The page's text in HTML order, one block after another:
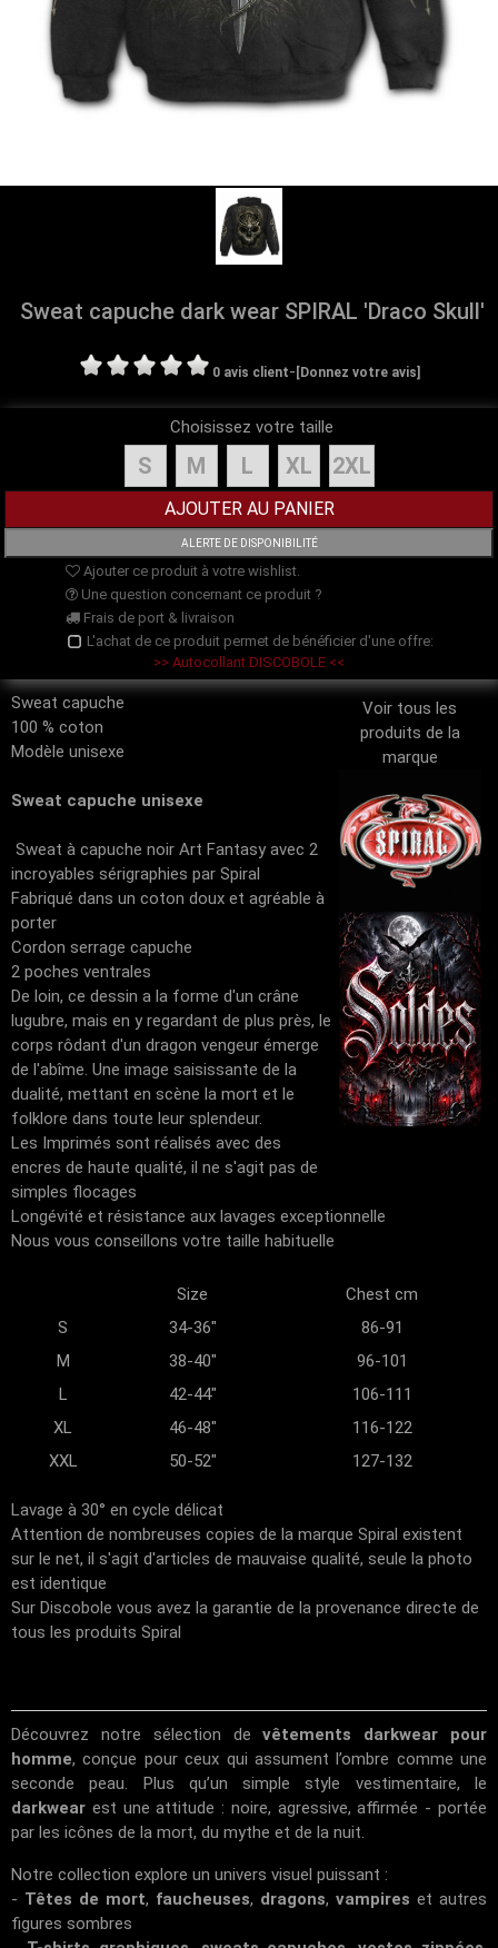
Sweat capuche dark wear SPIRAL 'Draco Skull'
0 avis client- [Donnez votre avis]
Choisissez votre taille
S M L XL 2XL
Ajouter ce produit à votre wishlist.
Une question concernant ce produit ?
Frais de port & livraison
L'achat de ce produit permet de bénéficier d'une offre:
>> Autocollant DISCOBOLE <<
Voir tous les
produits de la
marque
Sweat capuche
100 % coton
Modèle unisexe
Sweat capuche unisexe
Sweat à capuche noir Art Fantasy avec 2
incroyables sérigraphies par Spiral
Fabriqué dans un coton doux et agréable à
porter
Cordon serrage capuche
2 poches ventrales
De loin, ce dessin a la forme d'un crâne
lugubre, mais en y regardant de plus près, le
corps rôdant d'un dragon vengeur émerge
de l'abîme. Une image saisissante de la
dualité, mettant en scène la mort et le
folklore dans toute leur splendeur.
Les Imprimés sont réalisés avec des
encres de haute qualité, il ne s'agit pas de
simples flocages
Longévité et résistance aux lavages exceptionnelle
Nous vous conseillons votre taille habituelle
Size
Chest cm
S
34-36"
86-91
M
38-40"
96-101
L
42-44"
106-111
XL
46-48"
116-122
XXL
50-52" 127-132
Lavage à 30° en cycle délicat
Attention de nombreuses copies de la marque Spiral existent
sur le net, il s'agit d'articles de mauvaise qualité, seule la photo
est identique
Sur Discobole vous avez la garantie de la provenance directe de
tous les produits Spiral
Découvrez notre sélection devêtements darkwear pour
homme, conçue pour ceux qui assument l’ombre comme une
seconde peau. Plus qu’un simple style vestimentaire, le
darkwear est une attitude : noire, agressive, affirmée - portée
par les icônes de la mort, du mythe et de la nuit.
Notre collection explore un univers visuel puissant :
- Têtes de mort, faucheuses, dragons, vampires et autres
figures sombres